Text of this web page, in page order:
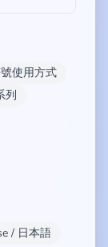
使用方式
列
/ 日本語